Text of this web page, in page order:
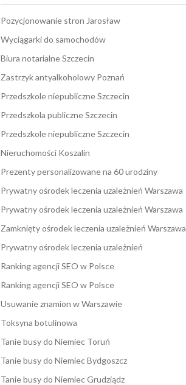
Pozycjonowanie stron Jarosław
Wyciągarki do samochodów
Biura notarialne Szczecin
Zastrzyk antyalkoholowy Poznań
Przedszkole niepubliczne Szczecin
Przedszkola publiczne Szczecin
Przedszkole niepubliczne Szczecin
Nieruchomości Koszalin
Prezenty personalizowane na 60 urodziny
Prywatny ośrodek leczenia uzależnień Warszawa
Prywatny ośrodek leczenia uzależnień Warszawa
Zamknięty ośrodek leczenia uzależnień Warszawa
Prywatny ośrodek leczenia uzależnień
Ranking agencji SEO w Polsce
Ranking agencji SEO w Polsce
Usuwanie znamion w Warszawie
Toksyna botulinowa
Tanie busy do Niemiec Toruń
Tanie busy do Niemiec Bydgoszcz
Tanie busy do Niemiec Grudziądz